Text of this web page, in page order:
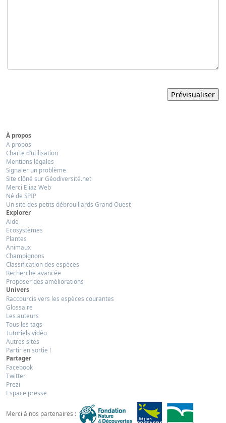
À propos
A propos
Charte d’utilisation
Mentions légales
Signaler un problème
Site clôné sur Géodiversité.net
Merci Eliaz Web
Né de SPIP
Un site des petits débrouillards Grand Ouest
Explorer
Aide
Ecosystèmes
Plantes
Animaux
Champignons
Classification des espèces
Recherche avancée
Proposer des améliorations
Univers
Raccourcis vers les espèces courantes
Glossaire
Les auteurs
Tous les tags
Tutoriels vidéo
Autres sites
Partir en sortie !
Partager
Facebook
Twitter
Prezi
Espace presse
Merci à nos partenaires :